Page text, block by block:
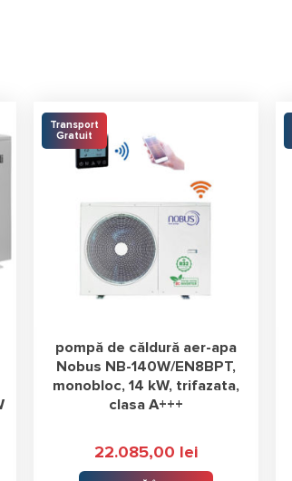
Transport
Gratuit
pompă de căldură aer-apa
Nobus NB-140W/EN8BPT,
monobloc, 14 kW, trifazata,
clasa A+++
22.085,00 lei